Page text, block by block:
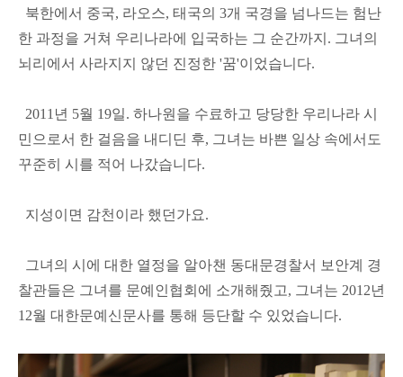
북한에서 중국, 라오스, 태국의 3개 국경을 넘나드는 험난
한 과정을 거쳐 우리나라에 입국하는 그 순간까지. 그녀의
뇌리에서 사라지지 않던 진정한 '꿈'이었습니다.
2011년 5월 19일. 하나원을 수료하고 당당한 우리나라 시
민으로서 한 걸음을 내디딘 후, 그녀는 바쁜 일상 속에서도
꾸준히 시를 적어 나갔습니다.
지성이면 감천이라 했던가요.
그녀의 시에 대한 열정을 알아챈 동대문경찰서 보안계 경
찰관들은 그녀를 문예인협회에 소개해줬고, 그녀는 2012년
12월 대한문예신문사를 통해 등단할 수 있었습니다.